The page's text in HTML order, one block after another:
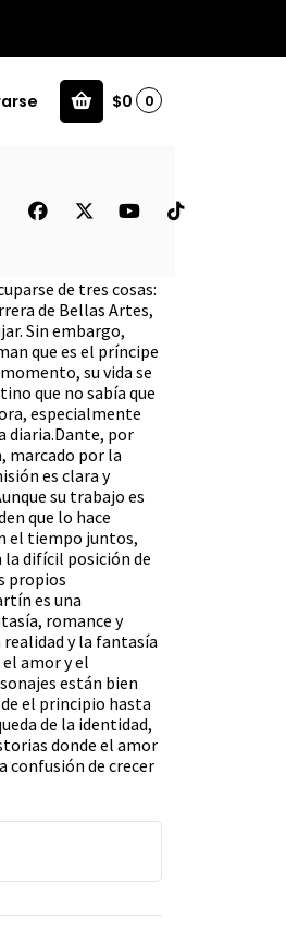
$0 0
de tres cosas:
de Bellas Artes,
Sin embargo,
que es el príncipe
su vida se
que no sabía que
especialmente
diaria.Dante, por
marcado por la
es clara y
su trabajo es
que lo hace
el tiempo juntos,
la difícil posición de
propios
es una
romance y
y la fantasía
amor y el
están bien
el principio hasta
de la identidad,
donde el amor
confusión de crecer